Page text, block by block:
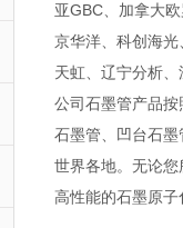
亚GBC 、加拿大
京华洋、科创海
天虹、辽宁分析
公司石墨管产品
石墨管、凹台石
世界各地。无论
高性能的石墨原